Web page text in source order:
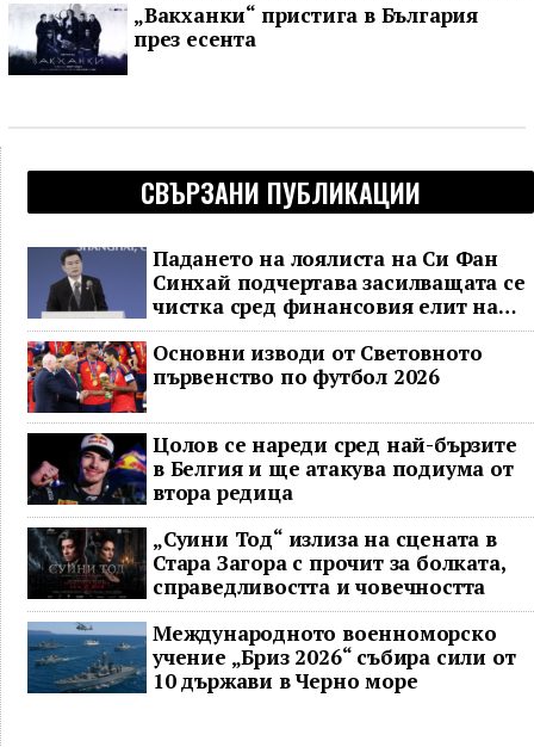
„Вакханки“ пристига в България
през есента
СВЪРЗАНИ ПУБЛИКАЦИИ
Падането на лоялиста на Си Фан
Синхай подчертава засилващата се
чистка сред финансовия елит на
Китай
Основни изводи от Световното
първенство по футбол 2026
Цолов се нареди сред най-бързите
в Белгия и ще атакува подиума от
втора редица
„Суини Тод“ излиза на сцената в
Стара Загора с прочит за болката,
справедливостта и човечността
Международното военноморско
учение „Бриз 2026“ събира сили от
10 държави в Черно море